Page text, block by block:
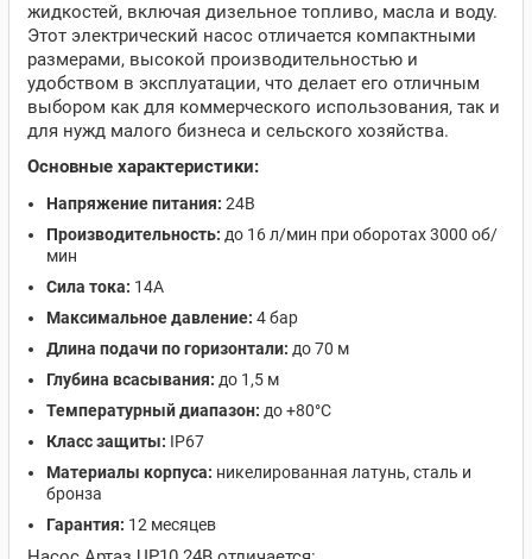
жидкостей, включая дизельное топливо, масла и воду.
Этот электрический насос отличается компактными
размерами, высокой производительностью и
удобством в эксплуатации, что делает его отличным
выбором как для коммерческого использования, так и
для нужд малого бизнеса и сельского хозяйства.
Основные характеристики:
Напряжение питания: 24В
Производительность: до 16 л/мин при оборотах 3000 об/
мин
Сила тока: 14А
Максимальное давление: 4 бар
Длина подачи по горизонтали: до 70 м
Глубина всасывания: до 1,5 м
Температурный диапазон: до +80°C
Класс защиты: IP67
Материалы корпуса: никелированная латунь, сталь и
бронза
Гарантия: 12 месяцев